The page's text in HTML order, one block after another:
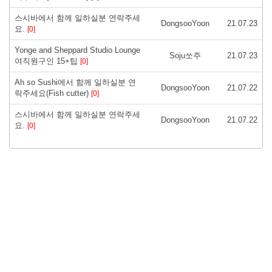
스시바에서 함께 일하실분 연락주세
요. [0]
DongsooYoon 21.07.23
Yonge and Sheppard Studio Lounge
여직원구인 15+팁 [0]
Soju쏘주 21.07.23
Ah so Sushi에서 함께 일하실분 연
락주세요(Fish cutter) [0]
DongsooYoon 21.07.22
스시바에서 함께 일하실분 연락주세
요. [0]
DongsooYoon 21.07.22